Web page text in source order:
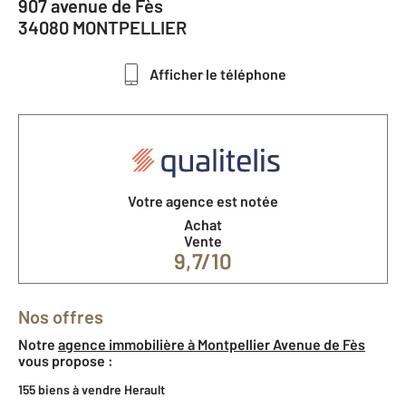
907 avenue de Fès
34080 MONTPELLIER
Afficher le téléphone
Votre agence est notée
Achat
Vente
9,7/10
Nos offres
Notre agence immobilière à Montpellier Avenue de Fès
vous propose :
155 biens à vendre Herault